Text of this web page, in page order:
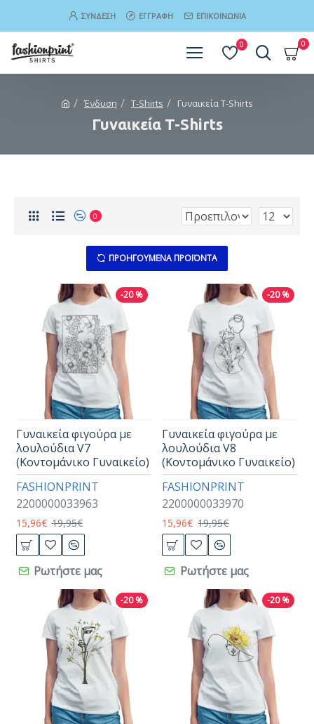
ΣΎΝΔΕΣΗ ΕΓΓΡΑΦΉ ΕΠΙΚΟΙΝΩΝΊΑ
0 0
Ένδυση T-Shirts Γυναικεία T-Shirts
Γυναικεία T-Shirts
0
ΠΡΟΗΓΟΎΜΕΝΑ ΠΡΟΪΌΝΤΑ
-20 %
FASHIONPRINT
2200000033963
Γυναικεία φιγούρα με
λουλούδια V7
(Κοντομάνικο Γυναικείο)
15,96€ 19,95€
Ρωτήστε μας
-20 %
FASHIONPRINT
2200000033970
Γυναικεία φιγούρα με
λουλούδια V8
(Κοντομάνικο Γυναικείο)
15,96€ 19,95€
Ρωτήστε μας
-20 % -20 %